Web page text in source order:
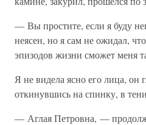
— Вы простите, если я буду
неясен, но я сам не ожидал,
эпизодов жизни сможет меня
Я не видела ясно его лица, он
откинувшись на спинку, в
— Аглая Петровна, —